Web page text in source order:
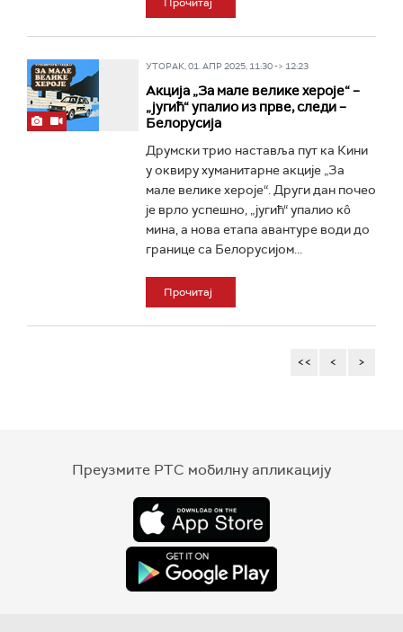
УТОРАК, 01. АПР 2025, 11:30 -> 12:23
Акција „За мале велике хероје“ –
„југић“ упалио из прве, следи –
Белорусија
Друмски трио наставља пут ка Кини
у оквиру хуманитарне акције „За
мале велике хероје“. Други дан почео
је врло успешно, „југић“ упалио кô
мина, а нова етапа авантуре води до
границе са Белорусијом...
Прочитај
<< < >
Преузмите РТС мобилну апликацију